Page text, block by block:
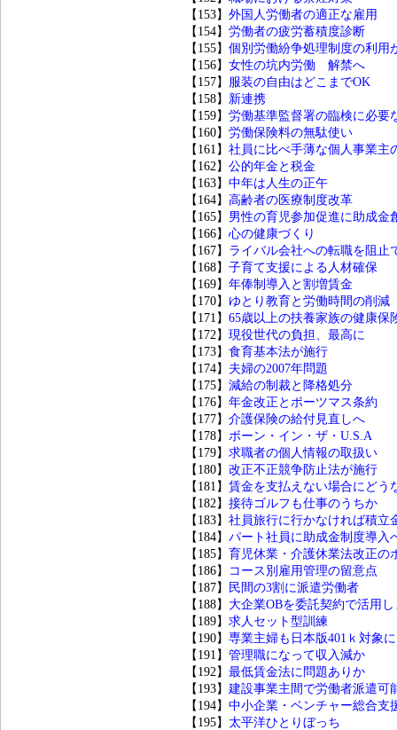
【153】 外国人労働者の適正な雇用
【154】 労働者の疲労蓄積度診断
【155】 個別労働紛争処理制度の利用
【156】 女性の坑内労働 解禁へ
【157】 服装の自由はどこまでOK
【158】 新連携
【159】 労働基準監督署の臨検に必要
【160】 労働保険料の無駄使い
【161】 社員に比べ手薄な個人事業主
【162】 公的年金と税金
【163】 中年は人生の正午
【164】 高齢者の医療制度改革
【165】 男性の育児参加促進に助成金
【166】 心の健康づくり
【167】 ライバル会社への転職を阻止
【168】 子育て支援による人材確保
【169】 年俸制導入と割増賃金
【170】 ゆとり教育と労働時間の削減
【171】 65歳以上の扶養家族の健康保
【172】 現役世代の負担、最高に
【173】 食育基本法が施行
【174】 夫婦の2007年問題
【175】 減給の制裁と降格処分
【176】 年金改正とポーツマス条約
【177】 介護保険の給付見直しへ
【178】 ボーン・イン・ザ・U.S.A
【179】 求職者の個人情報の取扱い
【180】 改正不正競争防止法が施行
【181】 賃金を支払えない場合にどう
【182】 接待ゴルフも仕事のうちか
【183】 社員旅行に行かなければ積立
【184】 パート社員に助成金制度導入
【185】 育児休業・介護休業法改正の
【186】
コース別雇用管理の留意点
【187】
民間の3割に派遣労働者
【188】 大企業OBを委託契約で活用
【189】 求人セット型訓練
【190】 専業主婦も日本版401ｋ対象に
【191】 管理職になって収入減か
【192】 最低賃金法に問題ありか
【193】 建設事業主間で労働者派遣可
【194】 中小企業・ベンチャー総合支
【195】 太平洋ひとりぼっち